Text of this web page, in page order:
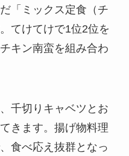
「ミックス定食（チ
てけてけで1位2位を
キン南蛮を組み合わ
千切りキャベツとお
きます。揚げ物料理
食べ応え抜群となっ